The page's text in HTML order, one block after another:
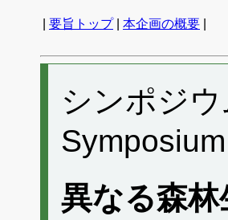
要旨トップ| 本企画の概要
シンポジ
Symposium
異なる森